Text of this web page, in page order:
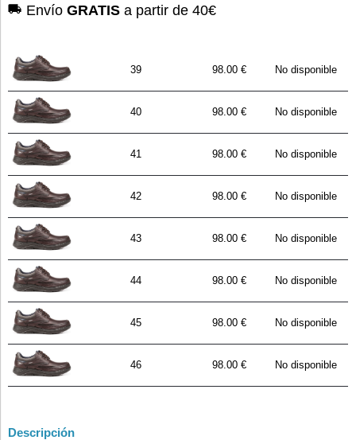
Envío GRATIS a partir de 40€
39 98.00 € No disponible
40 98.00 € No disponible
41 98.00 € No disponible
42 98.00 € No disponible
43 98.00 € No disponible
44 98.00 € No disponible
45 98.00 € No disponible
46 98.00 € No disponible
Descripción